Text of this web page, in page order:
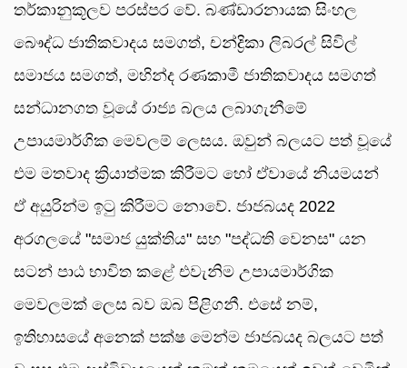
තර්කානුකූලව පරස්පර වේ. බණ්ඩාරනායක සිංහල
බෞද්ධ ජාතිකවාදය සමගත්, චන්ද්‍රිකා ලිබරල් සිවිල්
සමාජය සමගත්, මහින්ද රණකාමී ජාතිකවාදය සමගත්
සන්ධානගත වූයේ රාජ්‍ය බලය ලබාගැනීමේ
උපායමාර්ගික මෙවලම් ලෙසය. ඔවුන් බලයට පත් වූයේ
එම මතවාද ක්‍රියාත්මක කිරීමට හෝ ඒවායේ නියමයන්
ඒ අයුරින්ම ඉටු කිරීමට නොවේ. ජාජබයද 2022
අරගලයේ "සමාජ යුක්තිය" සහ "පද්ධති වෙනස" යන
සටන් පාඨ භාවිත කළේ එවැනිම උපායමාර්ගික
මෙවලමක් ලෙස බව ඔබ පිළිගනී. එසේ නම්,
ඉතිහාසයේ අනෙක් පක්ෂ මෙන්ම ජාජබයද බලයට පත්